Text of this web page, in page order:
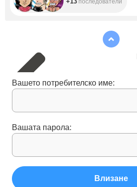
Вашето потребителско име:
Вашата парола:
Влизане